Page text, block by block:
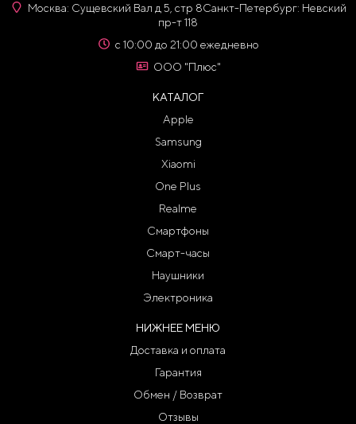
Москва: Сущевский Вал д 5, стр 8Санкт-Петербург: Невский
пр-т 118
с 10:00 до 21:00 ежедневно
ООО "Плюс"
КАТАЛОГ
Apple
Samsung
Xiaomi
One Plus
Realme
Смартфоны
Смарт-часы
Наушники
Электроника
НИЖНЕЕ МЕНЮ
Доставка и оплата
Гарантия
Обмен / Возврат
Отзывы